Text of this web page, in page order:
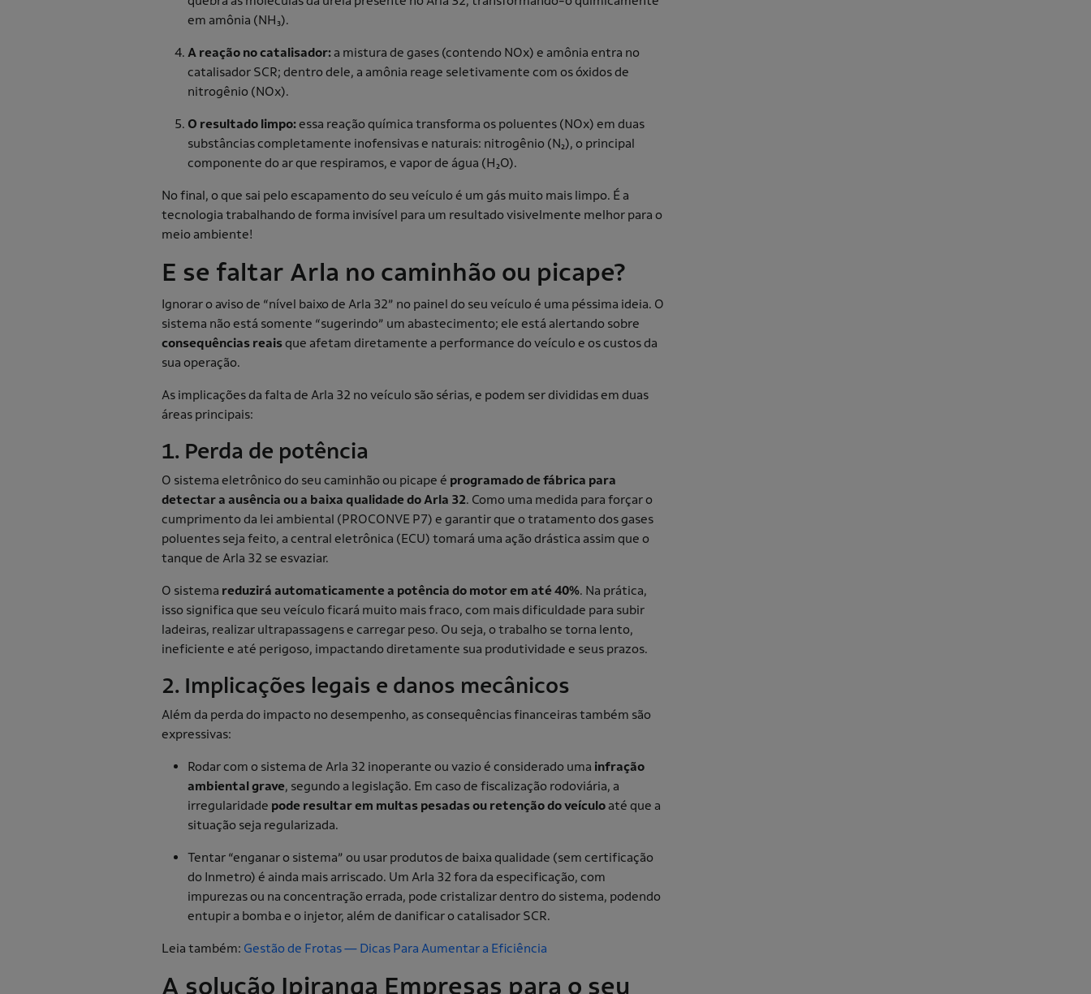
em amônia (NH₃).
A reação no catalisador: a mistura de gases (contendo NOx) e amônia entra no
catalisador SCR; dentro dele, a amônia reage seletivamente com os óxidos de
nitrogênio (NOx).
O resultado limpo:essa reação química transforma os poluentes (NOx) em duas
substâncias completamente inofensivas e naturais: nitrogênio (N₂), o principal
componente do ar que respiramos, e vapor de água (H₂O).
No final, o que sai pelo escapamento do seu veículo é um gás muito mais limpo. É a
tecnologia trabalhando de forma invisível para um resultado visivelmente melhor para o
meio ambiente!
E se faltar Arla no caminhão ou picape?
Ignorar o aviso de “nível baixo de Arla 32” no painel do seu veículo é uma péssima ideia. O
sistema não está somente “sugerindo” um abastecimento; ele está alertando sobre
consequências reaisque afetam diretamente a performance do veículo e os custos da
sua operação.
As implicações da falta de Arla 32 no veículo são sérias, e podem ser divididas em duas
áreas principais:
1. Perda de potência
O sistema eletrônico do seu caminhão ou picape é programado de fábrica para
detectar a ausência ou a baixa qualidade do Arla 32. Como uma medida para forçar o
cumprimento da lei ambiental (PROCONVE P7) e garantir que o tratamento dos gases
poluentes seja feito, a central eletrônica (ECU) tomará uma ação drástica assim que o
tanque de Arla 32 se esvaziar.
O sistema reduzirá automaticamente a potência do motor em até 40%. Na prática,
isso significa que seu veículo ficará muito mais fraco, com mais dificuldade para subir
ladeiras, realizar ultrapassagens e carregar peso. Ou seja, o trabalho se torna lento,
ineficiente e até perigoso, impactando diretamente sua produtividade e seus prazos.
2. Implicações legais e danos mecânicos
Além da perda do impacto no desempenho, as consequências financeiras também são
expressivas:
Rodar com o sistema de Arla 32 inoperante ou vazio é considerado uma infração
ambiental grave, segundo a legislação. Em caso de fiscalização rodoviária, a
irregularidade pode resultar em multas pesadas ou retenção do veículo até que a
situação seja regularizada.
Tentar “enganar o sistema” ou usar produtos de baixa qualidade (sem certificação
do Inmetro) é ainda mais arriscado. Um Arla 32 fora da especificação, com
impurezas ou na concentração errada, pode cristalizar dentro do sistema, podendo
entupir a bomba e o injetor, além de danificar o catalisador SCR.
Leia também: Gestão de Frotas — Dicas Para Aumentar a Eficiência
A solução Ipiranga Empresas para o seu